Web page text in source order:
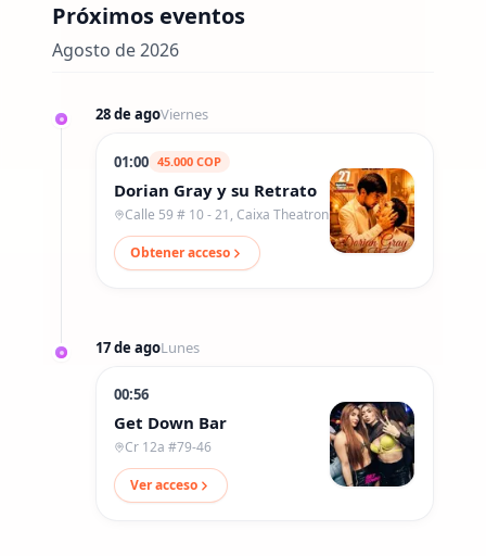
Próximos eventos
Agosto de 2026
28 de agoViernes
01:00 45.000 COP
Dorian Gray y su Retrato
Calle 59 # 10 - 21, Caixa Theatron
Obtener acceso
17 de agoLunes
00:56
Get Down Bar
Cr 12a #79-46
Ver acceso